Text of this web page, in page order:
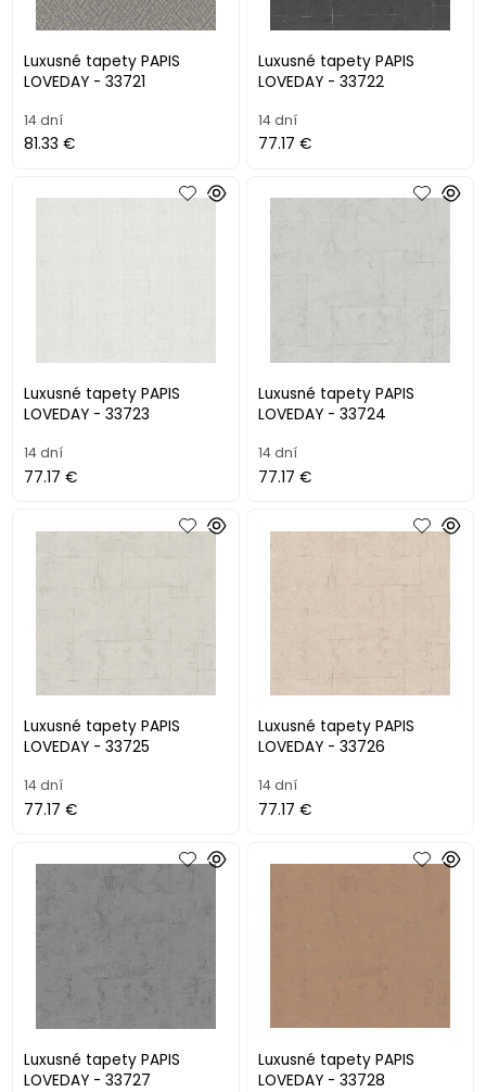
Luxusné tapety PAPIS
LOVEDAY - 33721
14 dní
81.33 €
Luxusné tapety PAPIS
LOVEDAY - 33722
14 dní
77.17 €
Luxusné tapety PAPIS
LOVEDAY - 33723
14 dní
77.17 €
Luxusné tapety PAPIS
LOVEDAY - 33724
14 dní
77.17 €
Luxusné tapety PAPIS
LOVEDAY - 33725
14 dní
77.17 €
Luxusné tapety PAPIS
LOVEDAY - 33726
14 dní
77.17 €
Luxusné tapety PAPIS
LOVEDAY - 33727
Luxusné tapety PAPIS
LOVEDAY - 33728